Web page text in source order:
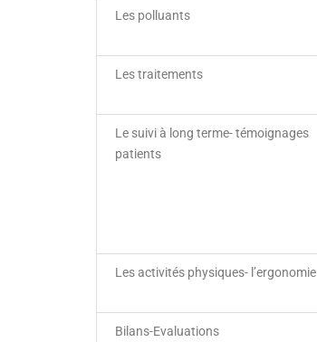
Les polluants
Les traitements
Le suivi à long terme- témoignages
patients
Les activités physiques- l’ergonomie
Bilans-Evaluations